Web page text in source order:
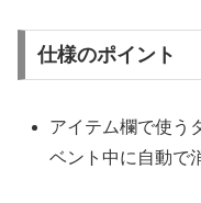
仕様のポイント
アイテム欄で使う
ベント中に自動で